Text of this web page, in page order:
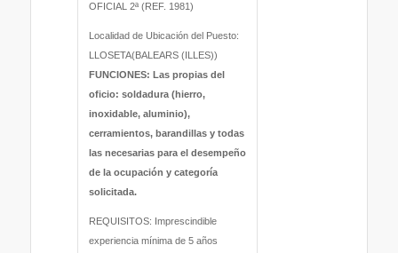
OFICIAL 2ª (REF. 1981)
Localidad de Ubicación del Puesto:
LLOSETA(BALEARS (ILLES))
FUNCIONES: Las propias del
oficio: soldadura (hierro,
inoxidable, aluminio),
cerramientos, barandillas y todas
las necesarias para el desempeño
de la ocupación y categoría
solicitada.
REQUISITOS: Imprescindible
experiencia mínima de 5 años